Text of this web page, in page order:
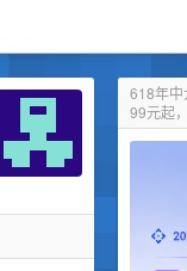
618年中
99元起